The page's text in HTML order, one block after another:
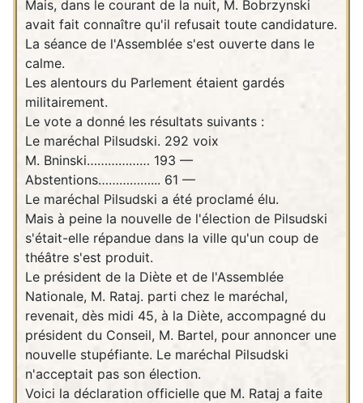
Mais, dans le courant de la nuit, M. Bobrzynski
avait fait connaître qu'il refusait toute candidature.
La séance de l'Assemblée s'est ouverte dans le
calme.
Les alentours du Parlement étaient gardés
militairement.
Le vote a donné les résultats suivants :
Le maréchal Pilsudski. 292 voix
M. Bninski……………… 193 —
Abstentions……………... 61 —
Le maréchal Pilsudski a été proclamé élu.
Mais à peine la nouvelle de l'élection de Pilsudski
s'était-elle répandue dans la ville qu'un coup de
théâtre s'est produit.
Le président de la Diète et de l'Assemblée
Nationale, M. Rataj. parti chez le maréchal,
revenait, dès midi 45, à la Diète, accompagné du
président du Conseil, M. Bartel, pour annoncer une
nouvelle stupéfiante. Le maréchal Pilsudski
n'acceptait pas son élection.
Voici la déclaration officielle que M. Rataj a faite